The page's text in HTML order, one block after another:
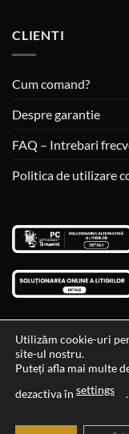
CLIENTI
Cum comand?
Despre garantie
FAQ – Intrebari
Politica de utilizare
Data si ora ultimei
Utilizăm cookie-uri
site-ul nostru.
Puteți afla mai multe
dezactiva în settings .